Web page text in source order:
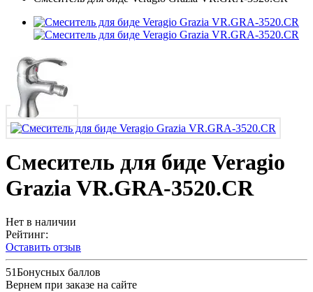
Смеситель для биде Veragio
Grazia VR.GRA-3520.CR
Нет в наличии
Рейтинг:
Оставить отзыв
51Бонусных баллов
Вернем при заказе на сайте